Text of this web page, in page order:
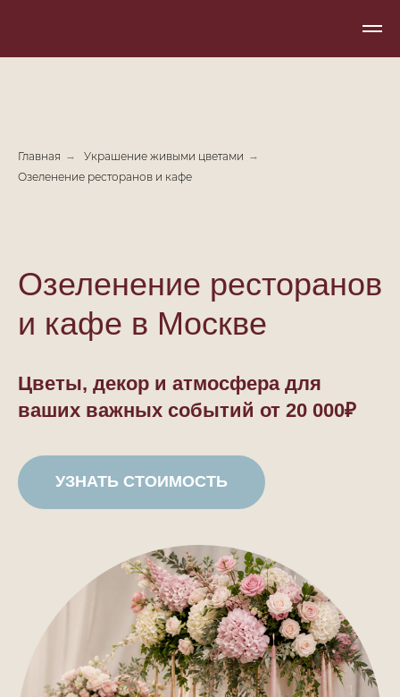
Главная → Украшение живыми цветами →
Озеленение ресторанов и кафе
Озеленение ресторанов
и кафе в Москве
Цветы, декор и атмосфера для
ваших важных событий от 20 000₽
УЗНАТЬ СТОИМОСТЬ